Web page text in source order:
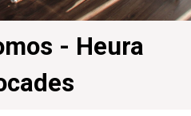
- Heura